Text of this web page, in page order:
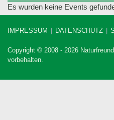
Es wurden keine Events
IMPRESSUM DATENSCHUTZ
Copyright © 2008 - 2026
vorbehalten.